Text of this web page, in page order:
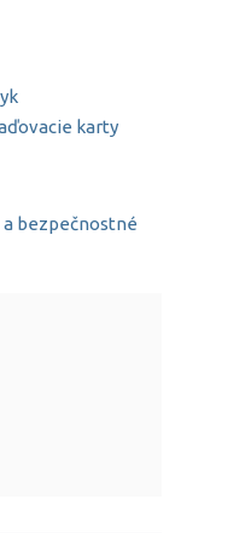
karty
bezpečnostné